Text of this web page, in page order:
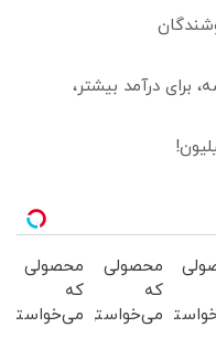
درآمد بیشتر،
محصولی
که
می‌خواستی
محصولی
که
می‌خواستی